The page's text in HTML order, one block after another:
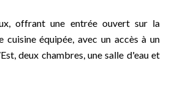
offrant une entrée ouvert sur la
cuisine équipée, avec un accès à un
deux chambres, une salle d'eau et